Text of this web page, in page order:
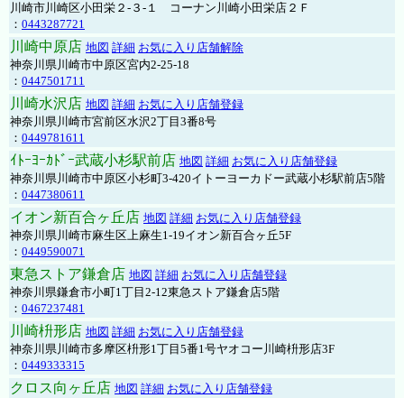
川崎市川崎区小田栄２‐３‐１ コーナン川崎小田栄店２Ｆ
： 0443287721
川崎中原店 地図 詳細 お気に入り店舗解除
神奈川県川崎市中原区宮内2-25-18
： 0447501711
川崎水沢店 地図 詳細 お気に入り店舗登録
神奈川県川崎市宮前区水沢2丁目3番8号
： 0449781611
ｲﾄｰﾖｰｶﾄﾞｰ武蔵小杉駅前店 地図 詳細 お気に入り店舗登録
神奈川県川崎市中原区小杉町3-420イトーヨーカドー武蔵小杉駅前店5階
： 0447380611
イオン新百合ヶ丘店 地図 詳細 お気に入り店舗登録
神奈川県川崎市麻生区上麻生1-19イオン新百合ヶ丘5F
： 0449590071
東急ストア鎌倉店 地図 詳細 お気に入り店舗登録
神奈川県鎌倉市小町1丁目2-12東急ストア鎌倉店5階
： 0467237481
川崎枡形店 地図 詳細 お気に入り店舗登録
神奈川県川崎市多摩区枡形1丁目5番1号ヤオコー川崎枡形店3F
： 0449333315
クロス向ヶ丘店 地図 詳細 お気に入り店舗登録